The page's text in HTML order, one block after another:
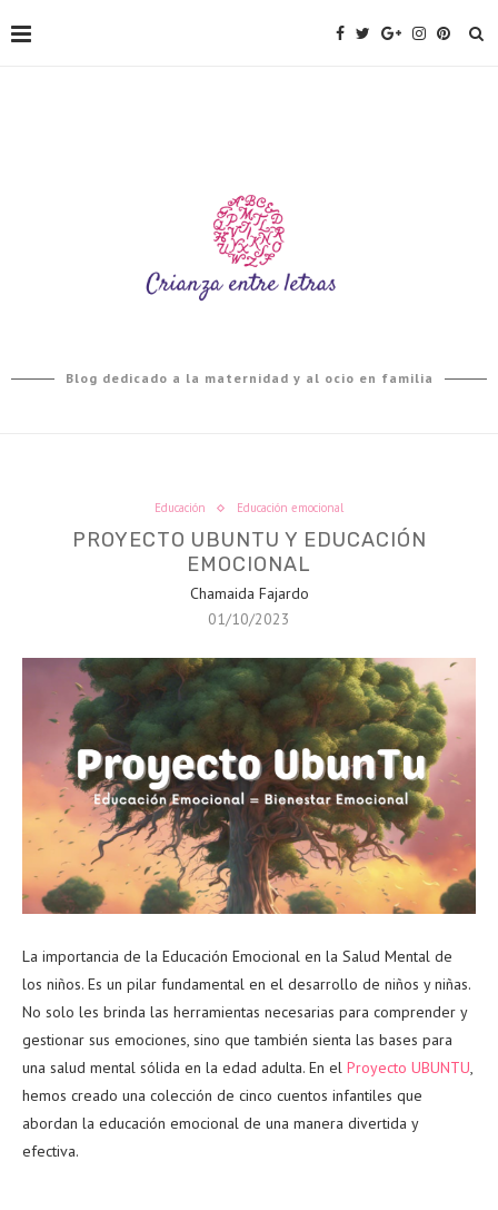
Blog dedicado a la maternidad y al ocio en familia
Educación Educación emocional
PROYECTO UBUNTU Y EDUCACIÓN
EMOCIONAL
Chamaida Fajardo
01/10/2023
La importancia de la Educación Emocional en la Salud Mental de
los niños. Es un pilar fundamental en el desarrollo de niños y niñas.
No solo les brinda las herramientas necesarias para comprender y
gestionar sus emociones, sino que también sienta las bases para
una salud mental sólida en la edad adulta. En el Proyecto UBUNTU,
hemos creado una colección de cinco cuentos infantiles que
abordan la educación emocional de una manera divertida y
efectiva.